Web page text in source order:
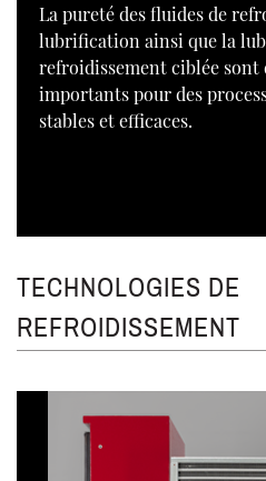
La pureté des fluides de
lubrification ainsi que la
refroidissement ciblée sont
importants pour des
stables et efficaces.
TECHNOLOGIES DE
REFROIDISSEMENT